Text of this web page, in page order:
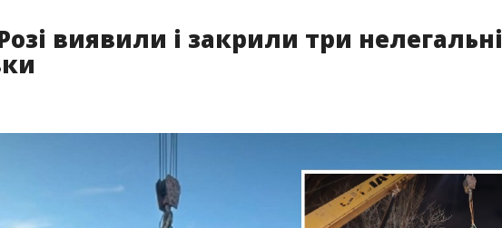
виявили і закрили три нелегальні